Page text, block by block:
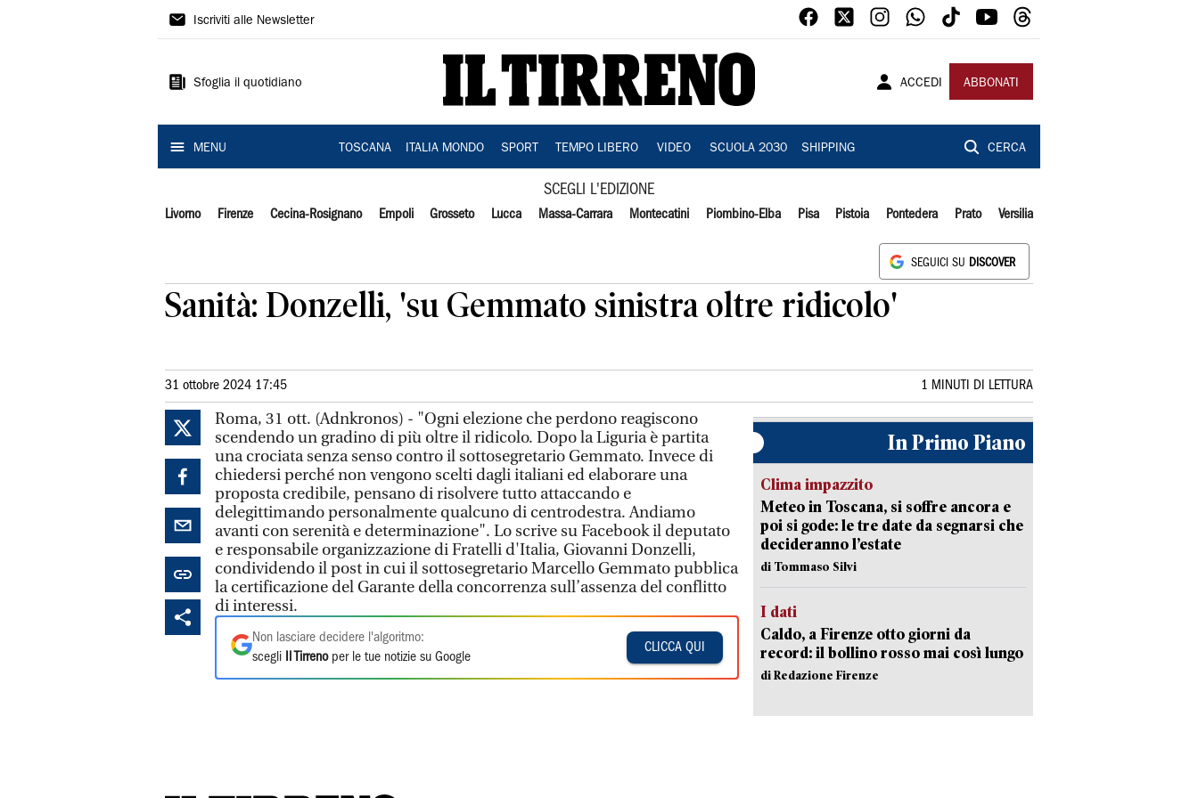
Il
Iscriviti alle Newsletter
Sfoglia il quotidiano ACCEDI ABBONATI
MENU TOSCANA ITALIA MONDO SPORT TEMPO LIBERO VIDEO SCUOLA 2030 SHIPPING CERCA
SCEGLI L'EDIZIONE
Livorno Firenze Cecina-Rosignano Empoli Grosseto Lucca Massa-Carrara Montecatini Piombino-Elba Pisa Pistoia Pontedera Prato Versilia
SEGUICI SU DISCOVER
Sanità: Donzelli, 'su Gemmato sinistra oltre ridicolo'
31 ottobre 2024 17:45 1 MINUTI DI LETTURA
Roma, 31 ott. (Adnkronos) - "Ogni elezione che perdono reagiscono
scendendo un gradino di più oltre il ridicolo. Dopo la Liguria è partita
una crociata senza senso contro il sottosegretario Gemmato. Invece di
chiedersi perché non vengono scelti dagli italiani ed elaborare una
proposta credibile, pensano di risolvere tutto attaccando e
delegittimando personalmente qualcuno di centrodestra. Andiamo
avanti con serenità e determinazione". Lo scrive su Facebook il deputato
e responsabile organizzazione di Fratelli d'Italia, Giovanni Donzelli,
condividendo il post in cui il sottosegretario Marcello Gemmato pubblica
la certificazione del Garante della concorrenza sull’assenza del conflitto
di interessi.
Non lasciare decidere l'algoritmo:
scegli
Il Tirrenoper le tue notizie su Google
CLICCA QUI
In Primo Piano
Clima impazzito
Meteo in Toscana, si soffre ancora e
poi si gode: le tre date da segnarsi che
decideranno l’estate
di Tommaso Silvi
I dati
Caldo, a Firenze otto giorni da
record: il bollino rosso mai così lungo
di Redazione Firenze